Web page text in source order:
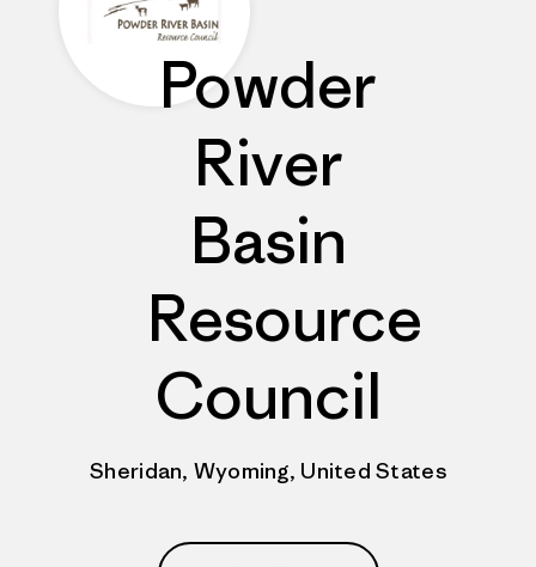
Powder
River
Basin
Resource
Council
Sheridan, Wyoming, United States